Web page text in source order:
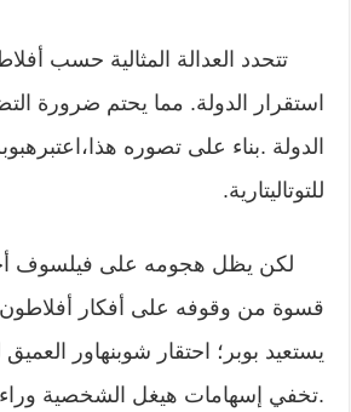
تتحدد العدالة المثالية حسب
استقرار الدولة. مما يحتم ضرورة
الدولة .بناء على تصوره
للتوتاليتارية.
لكن يظل هجومه على فيلسوف
قسوة من وقوفه على أفكار أفلاطون
يستعيد بوبر؛ احتقار شوبنهاور
.تخفي إسهامات هيغل الشخصية وراء